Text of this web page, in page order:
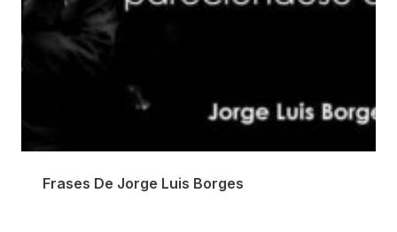
Frases De Jorge Luis Borges